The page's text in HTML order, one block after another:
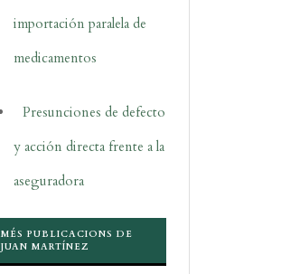
importación paralela de
medicamentos
Presunciones de defecto
y acción directa frente a la
aseguradora
MÉS PUBLICACIONS DE
JUAN MARTÍNEZ